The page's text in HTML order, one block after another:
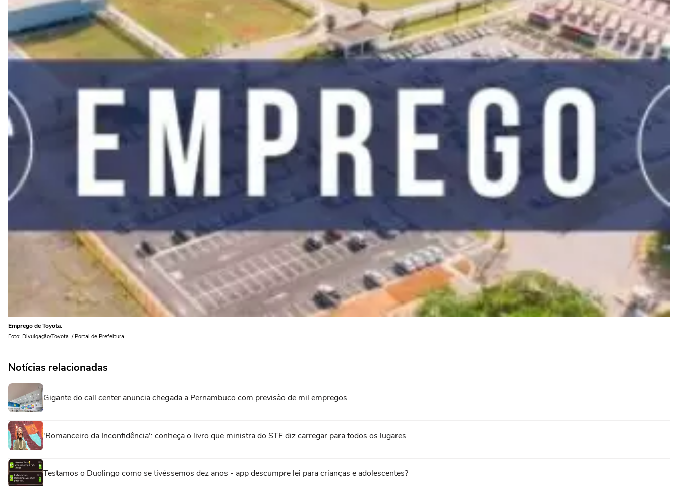
Emprego de Toyota.
Foto: Divulgação/Toyota. / Portal de Prefeitura
Notícias relacionadas
Gigante do call center anuncia chegada a Pernambuco com previsão de mil empregos
'Romanceiro da Inconfidência': conheça o livro que ministra do STF diz carregar para todos os lugares
Testamos o Duolingo como se tivéssemos dez anos - app descumpre lei para crianças e adolescentes?